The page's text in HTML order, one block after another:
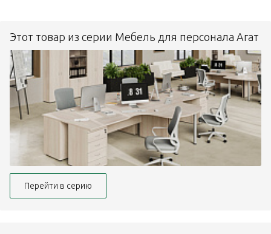
Этот товар из серии Мебель для персонала Агат
Перейти в серию